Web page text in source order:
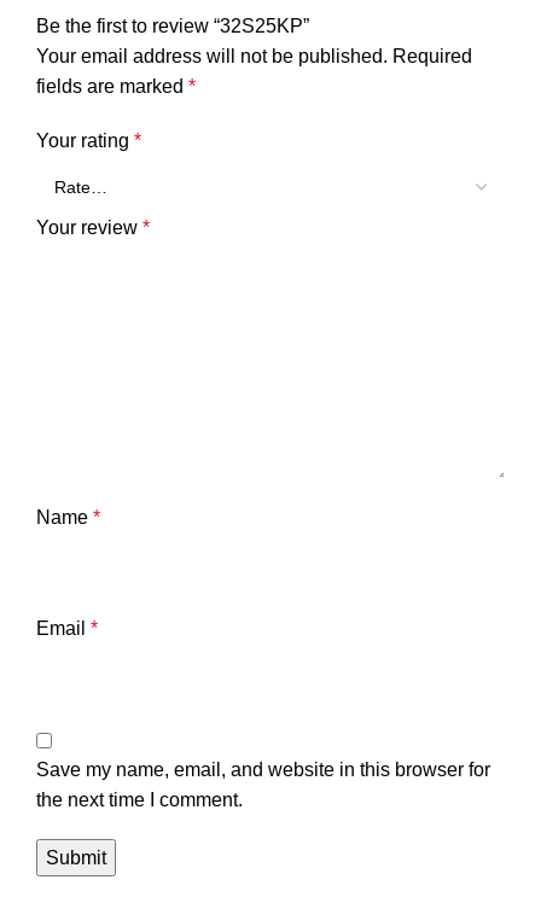
Be the first to review “32S25KP”
Your email address will not be published. Required
fields are marked *
Your rating *
Your review *
Name *
Email *
Save my name, email, and website in this browser for
the next time I comment.